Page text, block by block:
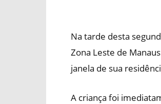
Na tarde desta
Zona Leste de
janela de sua
A criança foi